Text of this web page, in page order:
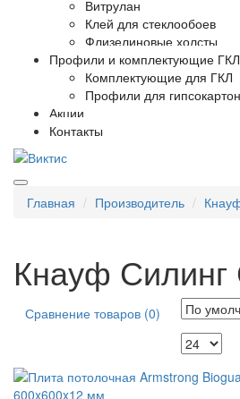
Витрулан
Клей для стеклообоев
Флизелиновые холсты
Профили и комплектующие ГКЛ
Комплектующие для ГКЛ
Профили для
Акции
Контакты
Главная Производитель
Кнауф
Сравнение товаров (0)